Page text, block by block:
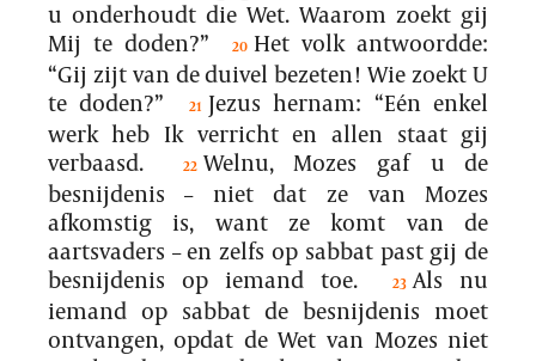
u onderhoudt die Wet. Waarom zoekt gij
Mij te doden?”
20 Het volk antwoordde:
“Gij zijt van de duivel bezeten! Wie zoekt U
te doden?”
21 Jezus hernam: “Eén enkel
werk heb Ik verricht en allen staat gij
verbaasd.
22 Welnu, Mozes gaf u de
besnijdenis – niet dat ze van Mozes
afkomstig is, want ze komt van de
aartsvaders – en zelfs op sabbat past gij de
besnijdenis op iemand toe.
23 Als nu
iemand op sabbat de besnijdenis moet
ontvangen, opdat de Wet van Mozes niet